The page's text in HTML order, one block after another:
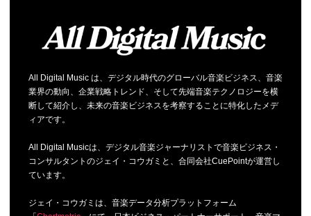
All Digital Music は、デジタル時代のグローバル音楽ビジネス、音楽
業界の動向、企業戦略トレンド、そして先端音楽テクノロジーを横
断して紹介し、未来の音楽ビジネスを考察することに特化したメデ
ィアです。
All Digital Musicは、デジタル音楽ジャーナリストで音楽ビジネス・
コンサルタントのジェイ・コウガミと、合同会社CuePointが運営し
ています。
ジェイ・コウガミは、音楽データ分析プラットフォーム